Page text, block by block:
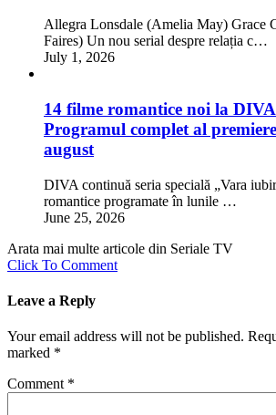
Allegra Lonsdale (Amelia May) Grace
Faires) Un nou serial despre relația c…
July 1, 2026
14 filme romantice noi la
Programul complet al
august
DIVA continuă seria specială „Vara
romantice programate în lunile …
June 25, 2026
Arata mai multe articole din Seriale TV
Click To Comment
Leave a Reply
Your email address will not be published.
marked *
Comment *